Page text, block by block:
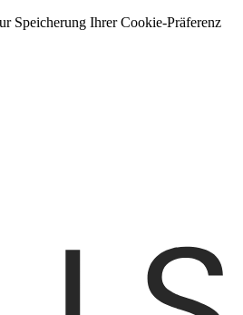
Speicherung Ihrer Cookie-Präferenz